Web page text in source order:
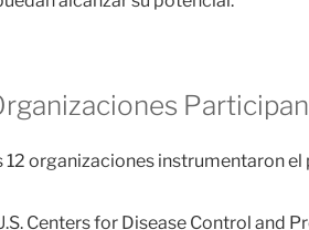
12 organizaciones instrumentaron
Centers for Disease Control and